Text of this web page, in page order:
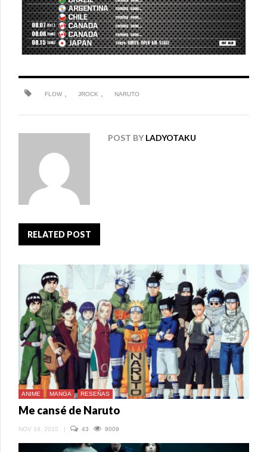
FLOW, JROCK NARUTO
POST BY LADYOTAKU
RELATED POST
ANIME MANGA RESEÑAS
Me cansé de Naruto
NOV 19, 2010 | 43 9009